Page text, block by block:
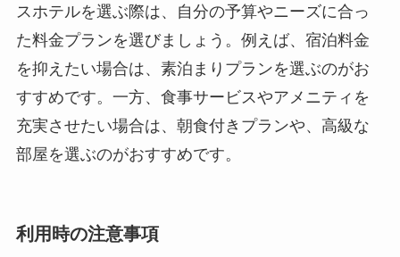
スホテルを選ぶ際は、自分の予算やニーズに合っ
た料金プランを選びましょう。例えば、宿泊料金
を抑えたい場合は、素泊まりプランを選ぶのがお
すすめです。一方、食事サービスやアメニティを
充実させたい場合は、朝食付きプランや、高級な
部屋を選ぶのがおすすめです。
利用時の注意事項